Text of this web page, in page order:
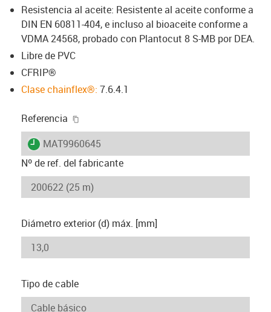
Resistencia al aceite: Resistente al aceite conforme a
DIN EN 60811-404, e incluso al bioaceite conforme a
VDMA 24568, probado con Plantocut 8 S-MB por DEA.
Libre de PVC
CFRIP®
Clase chainflex®: 7.6.4.1
Referencia
igus-icon-lieferzeit
MAT9960645
Nº de ref. del fabricante
Diámetro exterior (d) máx. [mm]
Tipo de cable